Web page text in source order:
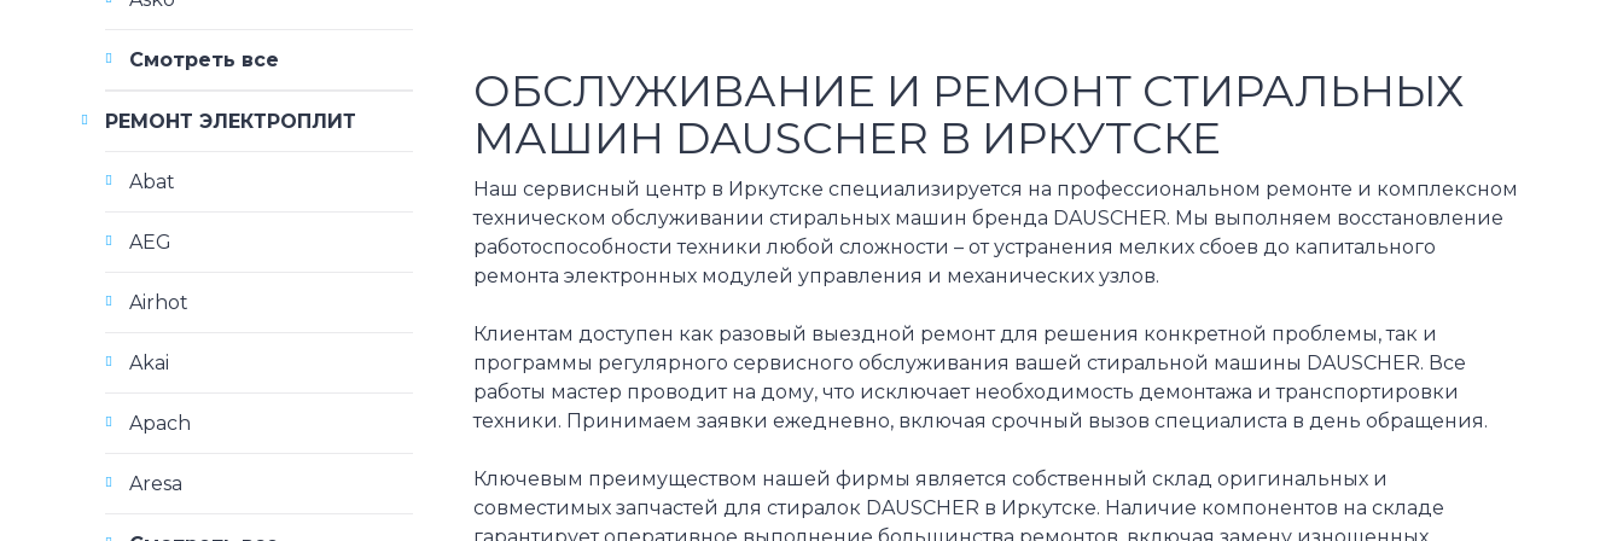
ОБСЛУЖИВАНИЕ И РЕМОНТ СТИРАЛЬНЫХ
МАШИН DAUSCHER В ИРКУТСКЕ
Наш сервисный центр в Иркутске специализируется на профессиональном ремонте и комплексном
техническом обслуживании стиральных машин бренда DAUSCHER. Мы выполняем восстановление
работоспособности техники любой сложности – от устранения мелких сбоев до капитального
ремонта электронных модулей управления и механических узлов.
Клиентам доступен как разовый выездной ремонт для решения конкретной проблемы, так и
программы регулярного сервисного обслуживания вашей стиральной машины DAUSCHER. Все
работы мастер проводит на дому, что исключает необходимость демонтажа и транспортировки
техники. Принимаем заявки ежедневно, включая срочный вызов специалиста в день обращения.
Ключевым преимуществом нашей фирмы является собственный склад оригинальных и
совместимых запчастей для стиралок DAUSCHER в Иркутске. Наличие компонентов на складе
гарантирует оперативное выполнение большинства ремонтов, включая замену изношенных
Смотреть все
РЕМОНТ ЭЛЕКТРОПЛИТ
Abat
AEG
Airhot
Akai
Apach
Aresa